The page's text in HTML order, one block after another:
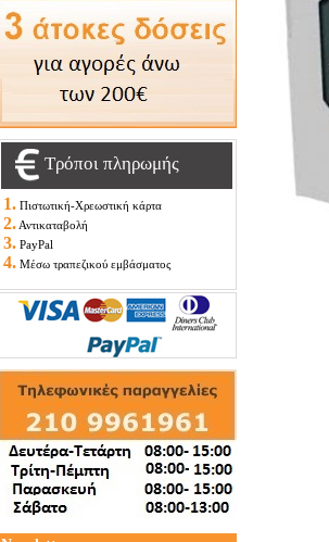
Τρόποι πληρωμής
1. Πιστωτική-Χρεωστική κάρτα
2. Αντικαταβολή
3. PayPal
4. Μέσω τραπεζικού εμβάσματος